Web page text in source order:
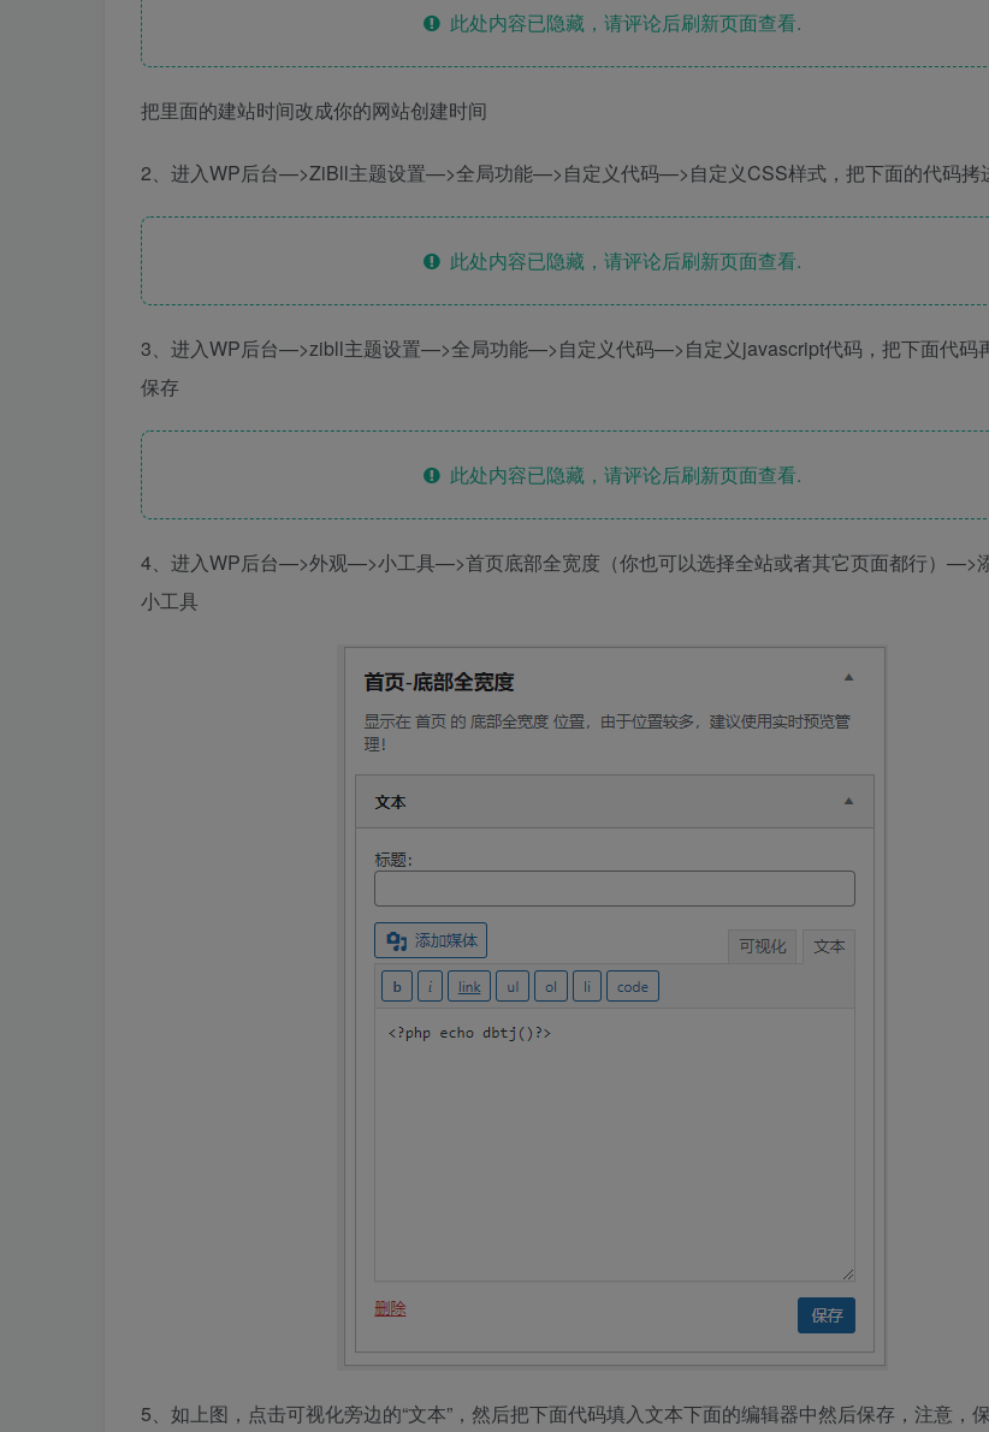
此处内容已隐藏，请评论后刷新页面查看.
把里面的建站时间改成你的网站创建时间
2、进入WP后台—>ZiBll主题设置—>全局功能—>自定义代码—>自定义CSS样式，把下面的代码拷
此处内容已隐藏，请评论后刷新页面查看.
3、进入WP后台—>zibll主题设置—>全局功能—>自定义代码—>自定义javascript代码，把下面代码
保存
此处内容已隐藏，请评论后刷新页面查看.
4、进入WP后台—>外观—>小工具—>首页底部全宽度（你也可以选择全站或者其它页面都行）—>
小工具
5、如上图，点击可视化旁边的“文本”，然后把下面代码填入文本下面的编辑器中然后保存，注意，